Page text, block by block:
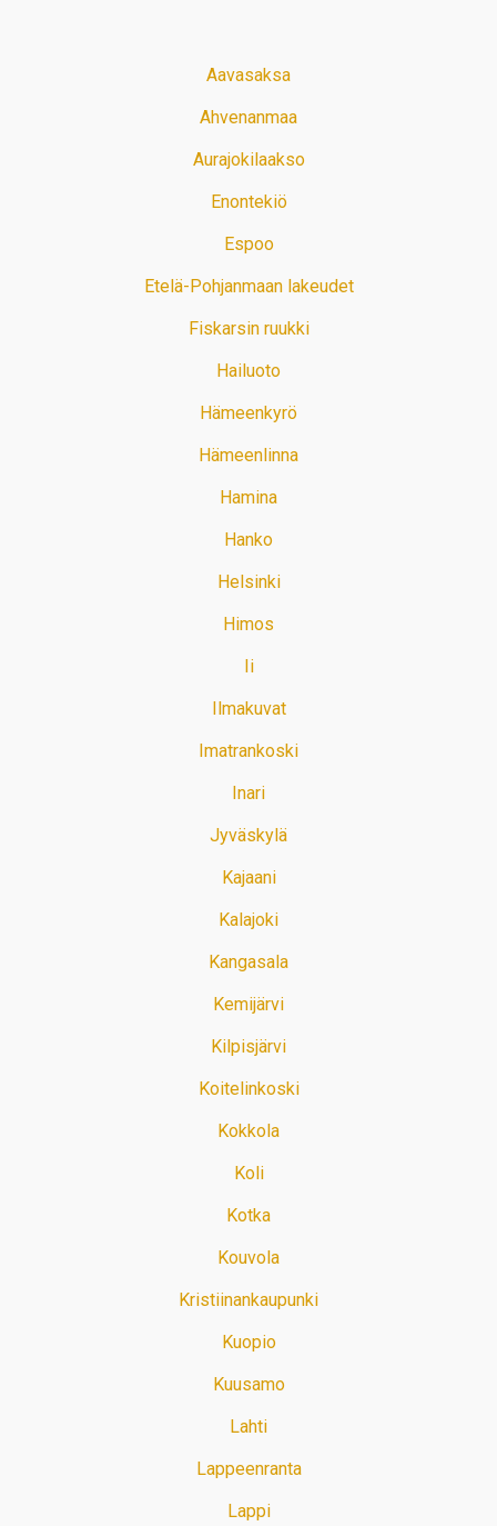
Aavasaksa
Ahvenanmaa
Aurajokilaakso
Enontekiö
Espoo
Etelä-Pohjanmaan lakeudet
Fiskarsin ruukki
Hailuoto
Hämeenkyrö
Hämeenlinna
Hamina
Hanko
Helsinki
Himos
Ii
Ilmakuvat
Imatrankoski
Inari
Jyväskylä
Kajaani
Kalajoki
Kangasala
Kemijärvi
Kilpisjärvi
Koitelinkoski
Kokkola
Koli
Kotka
Kouvola
Kristiinankaupunki
Kuopio
Kuusamo
Lahti
Lappeenranta
Lappi